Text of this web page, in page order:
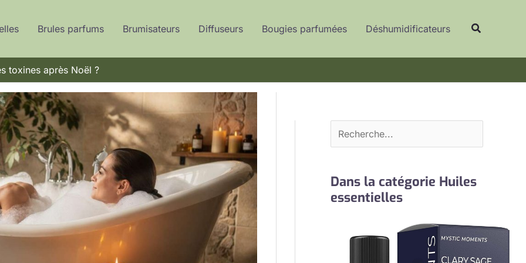
Brules parfums Brumisateurs Diffuseurs Bougies parfumées Déshumidificateurs
toxines après Noël ?
e
e
c
r
Dans la catégorie Huiles
essentielles